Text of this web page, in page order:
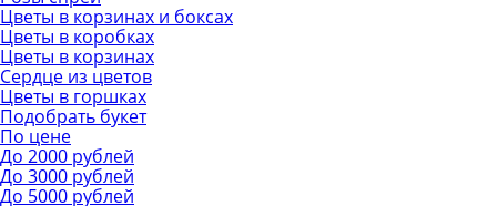
Цветы в корзинах и боксах
Цветы в коробках
Цветы в корзинах
Сердце из цветов
Цветы в горшках
Подобрать букет
По цене
До 2000 рублей
До 3000 рублей
До 5000 рублей